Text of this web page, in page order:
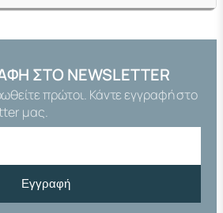
ΣΤΟ NEWSLETTER
πρώτοι. Κάντε εγγραφή στο
μας.
Εγγραφή